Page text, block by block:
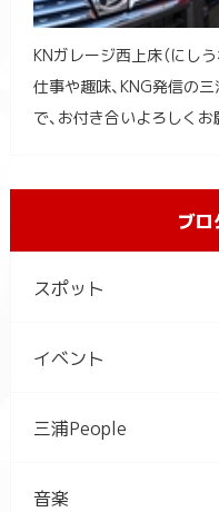
KNガレージ西上床（にしう
仕事や趣味、KNG発信の
で、お付き合いよろしくお
ブ
スポット
イベント
三浦People
音楽